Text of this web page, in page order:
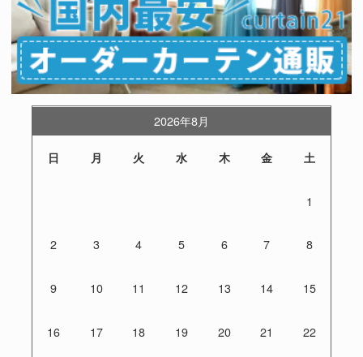
2026年8月
日 月 火 水 木 金 土
1
2 3 4 5 6 7 8
9 10 11 12 13 14 15
16 17 18 19 20 21 22